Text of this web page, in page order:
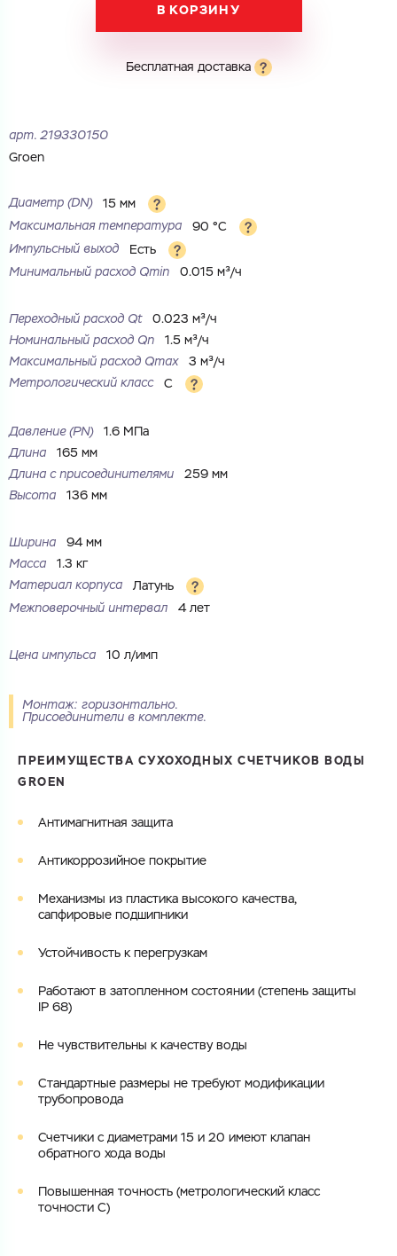
Купить как физ. лицо
Cоглашаюсь на обработкуперсональных данных
Имя
Номер телефона
получить. Мы свяжемся с вами в ближайшее время.
Город
ЗАГРУЗИТЬ
МБ)
В КОРЗИНУ
Бесплатная доставка
арт. 219330150
Groen
Диаметр (DN)
15 мм
Максимальная температура
90 °С
Импульсный выход
Есть
Минимальный расход Qmin
0.015 м³/ч
Переходный расход Qt
0.023 м³/ч
Номинальный расход Qn
1.5 м³/ч
Максимальный расход Qmax
3 м³/ч
Метрологический класс
C
Давление (PN)
1.6 МПа
Длина
165 мм
Длина с присоединителями
259 мм
Высота
136 мм
Ширина
94 мм
Масса
1.3 кг
Материал корпуса
Латунь
Межповерочный интервал
4 лет
Цена импульса 10 л/имп
Монтаж: горизонтально.
Присоединители в комплекте.
ПРЕИМУЩЕСТВА СУХОХОДНЫХ СЧЕТЧИКОВ ВОДЫ
GROEN
Антимагнитная защита
Антикоррозийное покрытие
Механизмы из пластика высокого качества,
сапфировые подшипники
Устойчивость к перегрузкам
Работают в затопленном состоянии (степень защиты
IP 68)
Не чувствительны к качеству воды
Cтандартные размеры не требуют модификации
трубопровода
Счетчики с диаметрами 15 и 20 имеют клапан
обратного хода воды
Повышенная точность (метрологический класс
точности C)